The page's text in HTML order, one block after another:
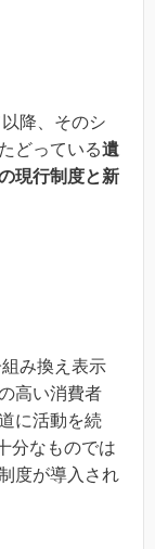
降、そのシ
どっている遺
現行制度と新
み換え表示
高い消費者
に活動を続
分なものでは
度が導入され